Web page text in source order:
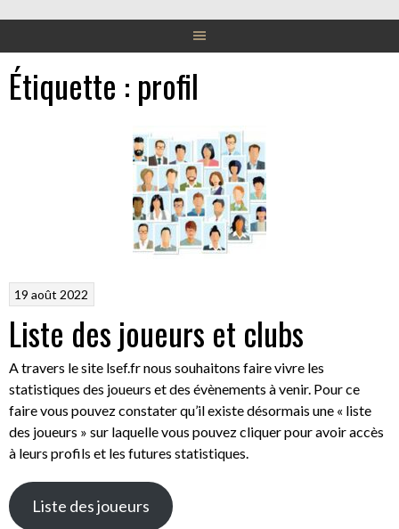
Étiquette : profil
19 août 2022
Liste des joueurs et clubs
A travers le site lsef.fr nous souhaitons faire vivre les
statistiques des joueurs et des évènements à venir. Pour ce
faire vous pouvez constater qu’il existe désormais une « liste
des joueurs » sur laquelle vous pouvez cliquer pour avoir accès
à leurs profils et les futures statistiques.
Liste des joueurs